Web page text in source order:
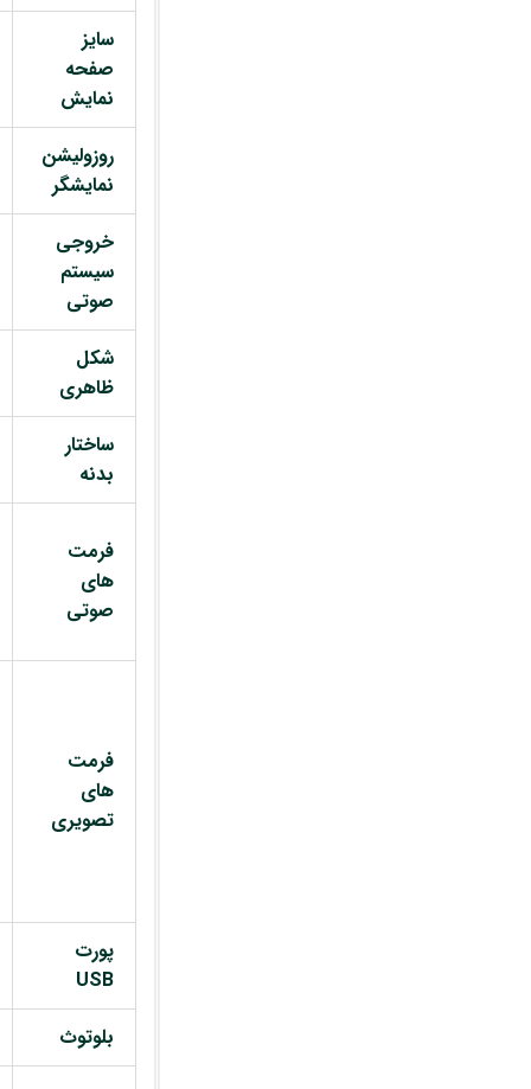
سایز
صفحه
نمایش
روزولیشن
نمایشگر
خروجی
سیستم
صوتی
شکل
ظاهری
ساختار
بدنه
فرمت
های
صوتی
فرمت
های
تصویری
پورت
USB
بلوتوث